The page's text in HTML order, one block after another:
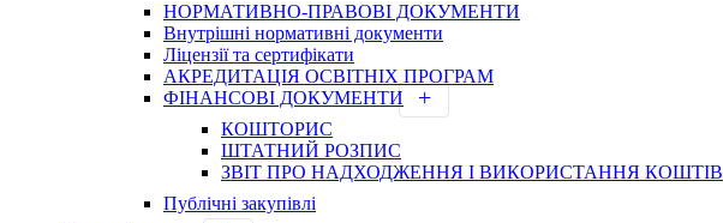
НОРМАТИВНО-ПРАВОВІ ДОКУМЕНТИ
Внутрішні нормативні документи
Ліцензії та сертифікати
АКРЕДИТАЦІЯ ОСВІТНІХ ПРОГРАМ
ФІНАНСОВІ ДОКУМЕНТИ
КОШТОРИС
ШТАТНИЙ РОЗПИС
ЗВІТ ПРО НАДХОДЖЕННЯ І ВИКОРИСТАННЯ КОШТІВ
Публічні закупівлі